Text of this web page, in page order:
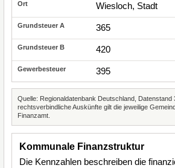
Wiesloch, Stadt
365
420
395
Quelle: Regionaldatenbank Deutschland, Datenstand
rechtsverbindliche Auskünfte gilt die jeweilige
Finanzamt.
Kommunale Finanzstruktur
Die Kennzahlen beschreiben die